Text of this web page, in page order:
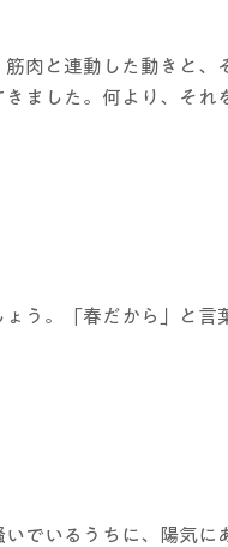
肉と連動した動きと、
ました。何より、それ
う。「春だから」と言
でいるうちに、陽気に